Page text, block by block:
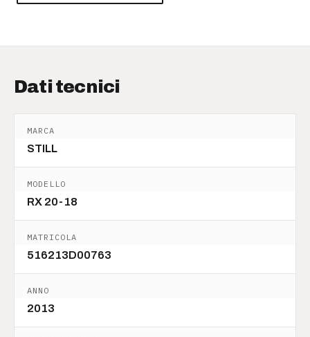
Dati tecnici
MARCA
STILL
MODELLO
RX 20-18
MATRICOLA
516213D00763
ANNO
2013